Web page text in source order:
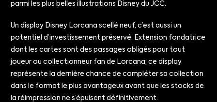
parmi les plus belles illustrations Disney du JCC.
Un display Disney Lorcana scellé neuf, c’est aussi un
potentiel d’investissement préservé. Extension fondatrice
dont les cartes sont des passages obligés pour tout
joueur ou collectionneur fan de Lorcana, ce display
représente la dernière chance de compléter sa collection
dans le format le plus avantageux avant que les stocks de
la réimpression ne s’épuisent définitivement.